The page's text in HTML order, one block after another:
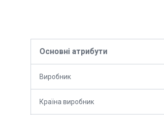
Основні атрибути
Виробник
Країна виробник